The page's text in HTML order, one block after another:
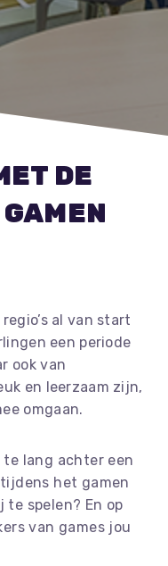
DE
al van start
een periode
ook van
en leerzaam zijn,
omgaan.
lang achter een
het gamen
spelen? En op
van games jou